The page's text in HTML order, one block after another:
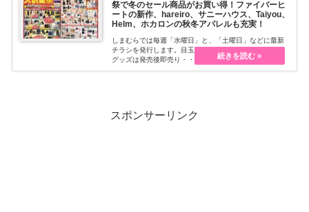
祭で冬のセール商品がお買い得！ファイバーヒ
ートの新作、hareiro、サニーハウス、Taiyou、
Helm、ホカロンの秋冬アパレルも充実！
しまむらでは毎週「水曜日」と、「土曜日」などに最新
チラシを発行します。目玉商品も充実していて、人気の
グッズは発売後即売り・・・続きを読む
スポンサーリンク